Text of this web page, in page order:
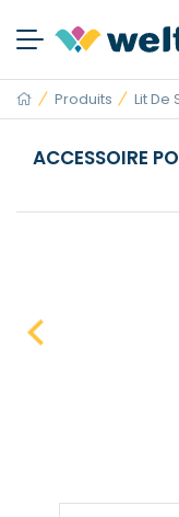
Produits Lit De
ACCESSOIRE